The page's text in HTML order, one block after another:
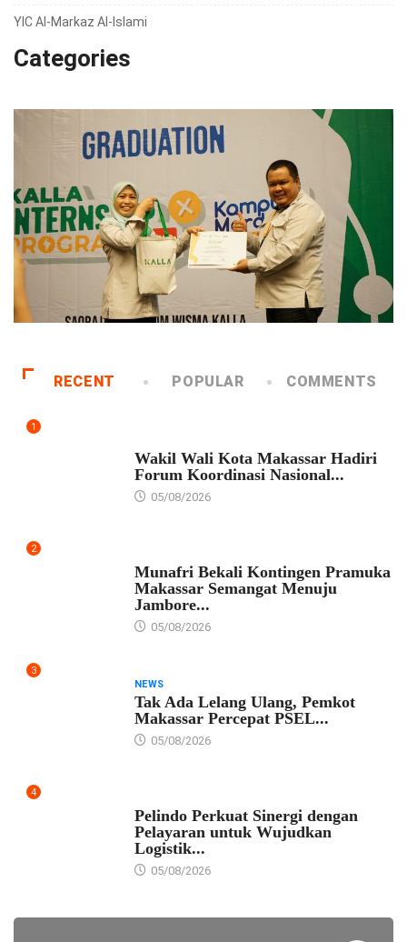
YIC Al-Markaz Al-Islami
Categories
RECENT POPULAR COMMENTS
1
Wakil Wali Kota Makassar Hadiri
Forum Koordinasi Nasional...
05/08/2026
2
Munafri Bekali Kontingen Pramuka
Makassar Semangat Menuju
Jambore...
05/08/2026
3
NEWS
Tak Ada Lelang Ulang, Pemkot
Makassar Percepat PSEL...
05/08/2026
4
Pelindo Perkuat Sinergi dengan
Pelayaran untuk Wujudkan
Logistik...
05/08/2026